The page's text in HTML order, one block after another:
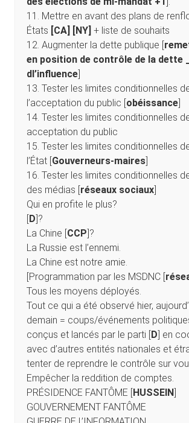
11. Mettre en avant des plans de
États [CA] [NY] + liste de souhaits
12. Augmenter la dette publique [
en position de contrôle de la dette
dl’influence]
13. Tester les limites conditionnelles
l’acceptation du public [obéissance]
14. Tester les limites conditionnelles
acceptation du public
15. Tester les limites conditionnelles
l’État [Gouverneurs-maires]
16. Tester les limites conditionnelles
des médias [réseaux sociaux]
Qui en profite le plus?
[D]?
La Chine [CCP]?
La Russie est l’ennemi.
La Chine est notre amie.
[Programmation par les MSDNC [
Tous les moyens déployés.
Tout ce qui a été observé hier,
demain = coups/événements
conçus et lancés par le parti [D] en
avec d’autres entités nationales et
tenter de reprendre le contrôle sur
Empêcher la reddition de comptes.
PRÉSIDENCE FANTÔME [HUSSEIN]
GOUVERNEMENT FANTÔME